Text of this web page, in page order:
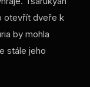
otevřít dveře k
by mohla
stále jeho